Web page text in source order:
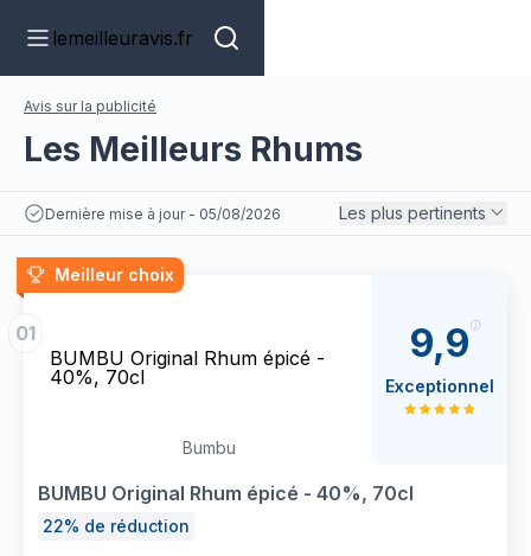
lemeilleuravis.fr
Avis sur la publicité
Les Meilleurs Rhums
Dernière mise à jour - 05/08/2026 Les plus pertinents
Meilleur choix
01
BUMBU Original Rhum épicé -
40%, 70cl
Bumbu
BUMBU Original Rhum épicé - 40%, 70cl
22% de réduction
9,9
Exceptionnel